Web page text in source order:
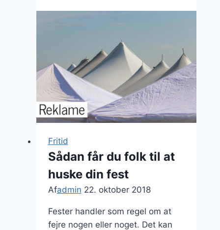
spænding
Fritid
Sådan får du folk til at
huske din fest
Afadmin 22. oktober 2018
Fester handler som regel om at
fejre nogen eller noget. Det kan